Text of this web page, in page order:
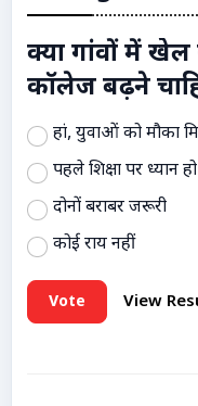
क्या गांवों में खेल
कॉलेज बढ़ने
हां, युवाओं को मौका
पहले शिक्षा पर ध्यान हो
दोनों बराबर जरूरी
कोई राय नहीं
Vote View